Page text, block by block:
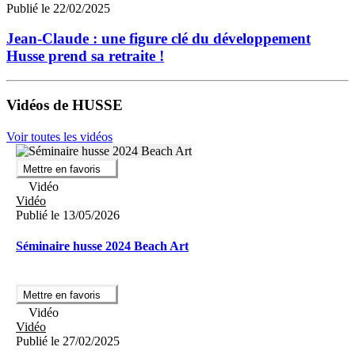
Publié le 22/02/2025
Jean-Claude : une figure clé du développement
Husse prend sa retraite !
Vidéos de HUSSE
Voir toutes les vidéos
Mettre en favoris
Vidéo
Vidéo
Publié le 13/05/2026
Séminaire husse 2024 Beach Art
Mettre en favoris
Vidéo
Vidéo
Publié le 27/02/2025